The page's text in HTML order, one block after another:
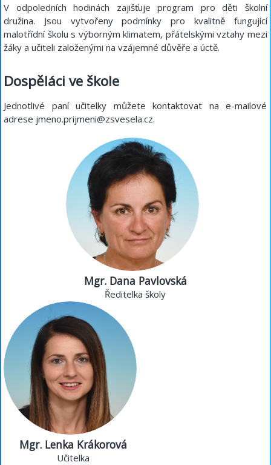
V odpoledních hodinách zajišťuje program pro děti školní
družina. Jsou vytvořeny podmínky pro kvalitně fungující
malotřídní školu s výborným klimatem, přátelskými vztahy mezi
žáky a učiteli založenými na vzájemné důvěře a úctě.
Dospěláci ve škole
Jednotlivé paní učitelky můžete kontaktovat na e-mailové
adrese jmeno.prijmeni@zsvesela.cz.
Mgr. Dana Pavlovská
Ředitelka školy
Mgr. Dana Pavlovská
Ředitelka školy
Mgr. Lenka Krákorová
Učitelka
Mgr. Lenka Krákorová
Učitelka